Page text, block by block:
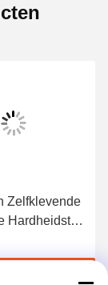
Zelfklevende
Hardheidstpu